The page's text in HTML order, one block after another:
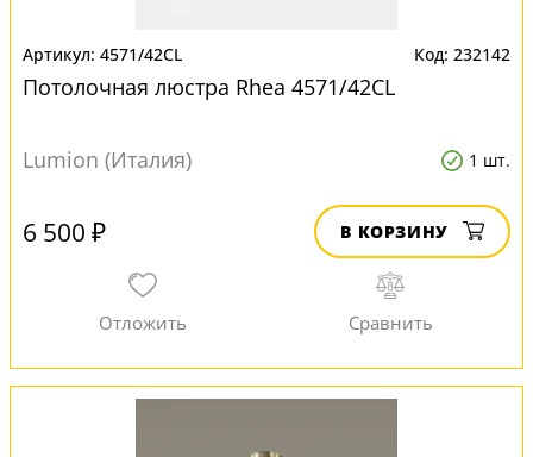
4571/42CL 232142
Потолочная люстра Rhea 4571/42CL
Lumion (Италия) 1 шт.
6 500 ₽ В КОРЗИНУ